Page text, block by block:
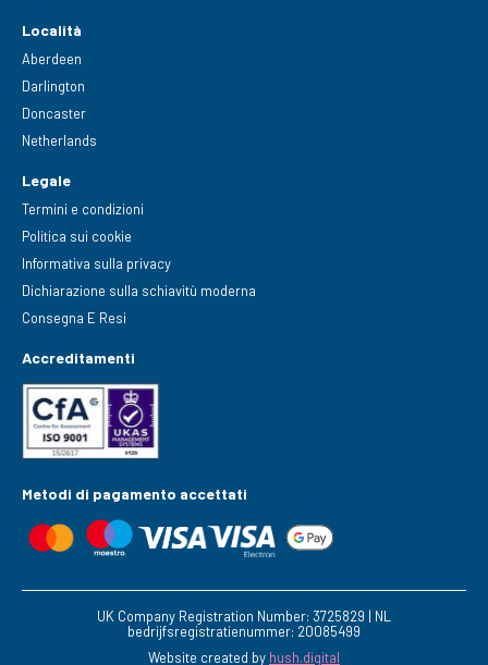
Località
Aberdeen
Darlington
Doncaster
Netherlands
Legale
Termini e condizioni
Politica sui cookie
Informativa sulla privacy
Dichiarazione sulla schiavitù moderna
Consegna E Resi
Accreditamenti
Metodi di pagamento accettati
UK Company Registration Number: 3725829 | NL
bedrijfsregistratienummer: 20085499
Website created by hush.digital